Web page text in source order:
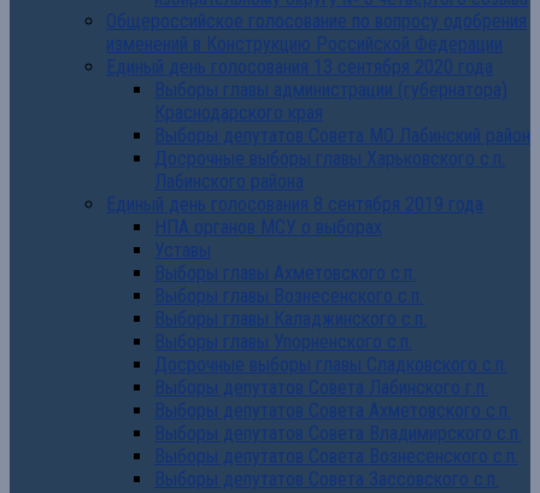
Общероссийское голосование по вопросу одобрения
изменений в Конструкцию Российской Федерации
Единый день голосования 13 сентября 2020 года
Выборы главы администрации (губернатора)
Краснодарского края
Выборы депутатов Совета МО Лабинский район
Досрочные выборы главы Харьковского с.п.
Лабинского района
Единый день голосования 8 сентября 2019 года
НПА органов МСУ о выборах
Уставы
Выборы главы Ахметовского с.п.
Выборы главы Вознесенского с.п.
Выборы главы Каладжинского с.п.
Выборы главы Упорненского с.п.
Досрочные выборы главы Сладковского с.п.
Выборы депутатов Совета Лабинского г.п.
Выборы депутатов Совета Ахметовского с.п.
Выборы депутатов Совета Владимирского с.п.
Выборы депутатов Совета Вознесенского с.п.
Выборы депутатов Совета Зассовского с.п.